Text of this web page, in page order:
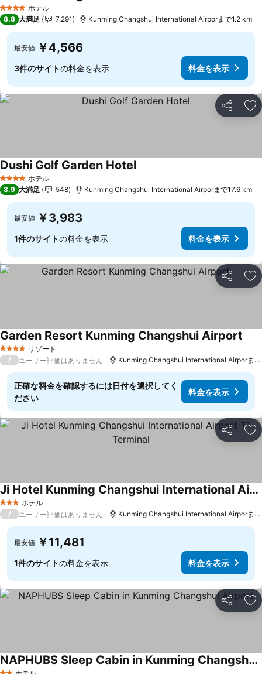
4 ホテルのランク
ホテル
8.8 大満足 7,291 Kunming Changshui International Airporまで1.2 km
最安値 ￥4,566
3件のサイトの料金を表示 料金を表示
シェア お
4 ホテルのランク
ホテル
Dushi Golf Garden Hotel料金を表示
8.9 大満足 548 Kunming Changshui International Airporまで17.6 km
最安値 ￥3,983
1件のサイトの料金を表示 料金を表示
シェア お
4 ホテルのランク
リゾート
Garden Resort Kunming Changshui Airport
/ ユーザー評価はありません Kunming Changshui International Airporま
正確な料金を確認するには日付を選択してく
ださい
料金を表示
シェア お
3 ホテルのランク
ホテル
Ji Hotel Kunming Changshui International Airport T1 Terminal
料金を表示
/ ユーザー評価はありません Kunming Changshui International Airporま
最安値 ￥11,481
1件のサイトの料金を表示 料金を表示
シェア お
NAPHUBS Sleep Cabin in Kunming Changshui Airport